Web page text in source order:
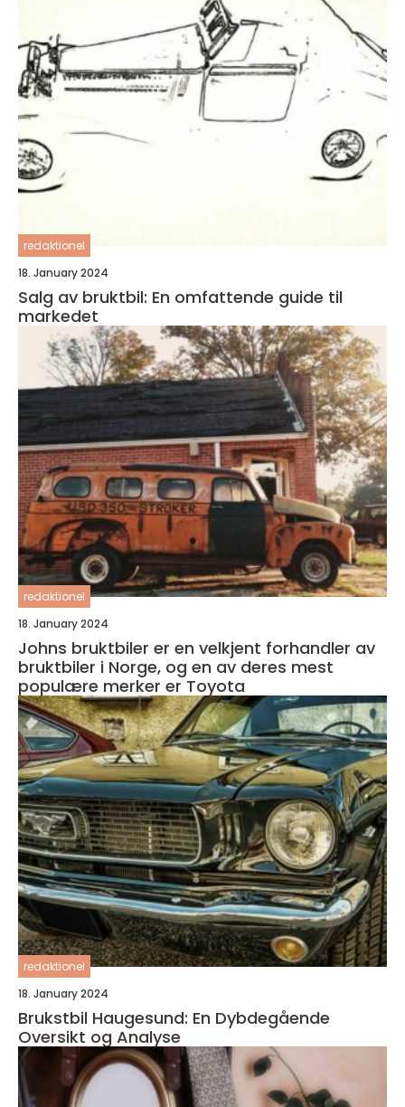
redaktionel
18. January 2024
Salg av bruktbil: En omfattende guide til
markedet
redaktionel
18. January 2024
Johns bruktbiler er en velkjent forhandler av
bruktbiler i Norge, og en av deres mest
populære merker er Toyota
redaktionel
18. January 2024
Brukstbil Haugesund: En Dybdegående
Oversikt og Analyse